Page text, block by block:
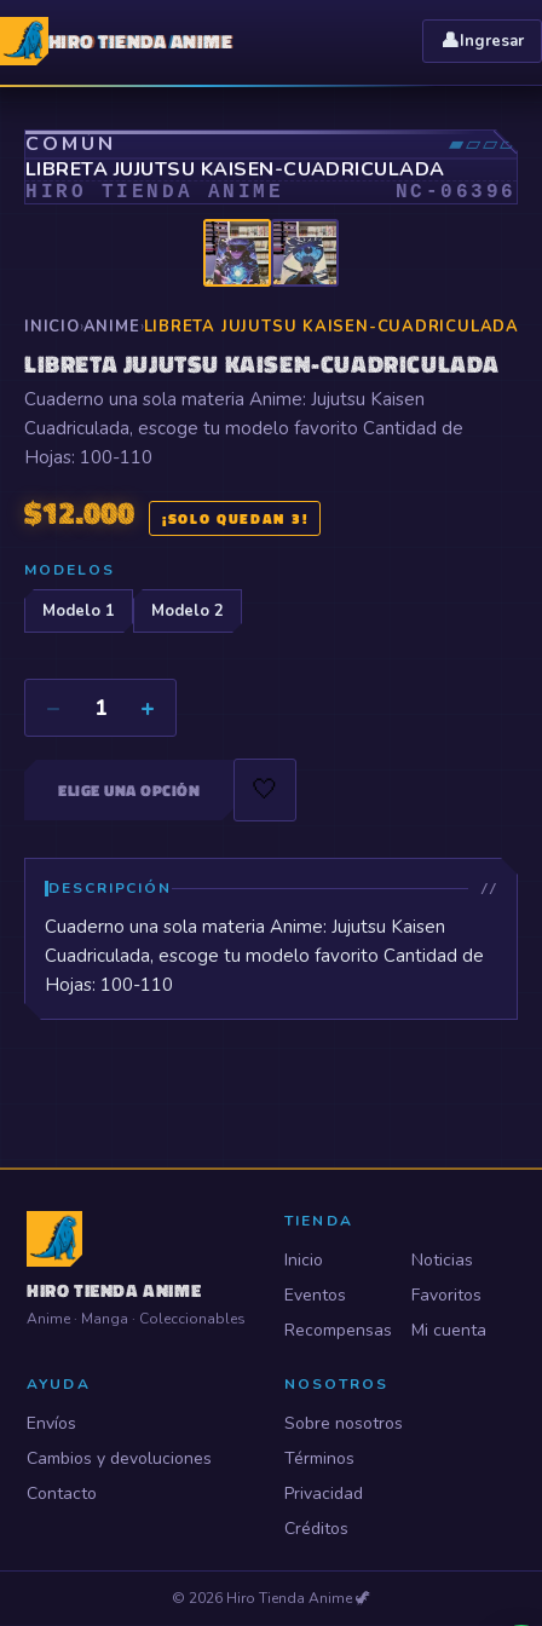
HIRO TIENDA ANIME 👤Ingresar
COMÚN ▰▱▱▱
⤢
LIBRETA JUJUTSU KAISEN-CUADRICULADA
HIRO TIENDA ANIME NC- 06396
INICIO›ANIME›LIBRETA JUJUTSU KAISEN-CUADRICULADA
LIBRETA JUJUTSU KAISEN-CUADRICULADA
Cuaderno una sola materia Anime: Jujutsu Kaisen
Cuadriculada, escoge tu modelo favorito Cantidad de
Hojas: 100-110
$12.000 ¡SOLO QUEDAN 3!
MODELOS
Modelo 1 Modelo 2
− 1 +
ELIGE UNA OPCIÓN 🤍
DESCRIPCIÓN
Cuaderno una sola materia Anime: Jujutsu Kaisen
Cuadriculada, escoge tu modelo favorito Cantidad de
Hojas: 100-110
HIRO TIENDA ANIME
Anime · Manga · Coleccionables
TIENDA
Inicio
Noticias
Eventos
Favoritos
Recompensas
Mi cuenta
AYUDA
Envíos
Cambios y devoluciones
Contacto
NOSOTROS
Sobre nosotros
Términos
Privacidad
Créditos
© 2026 Hiro Tienda Anime🦖